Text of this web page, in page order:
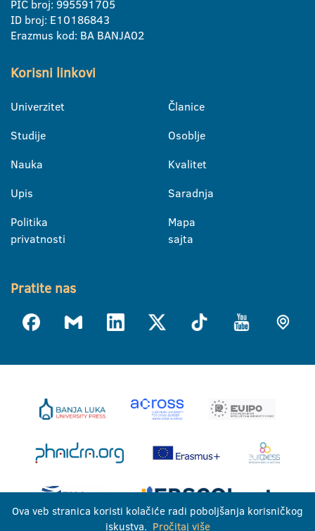
PIC broj: 995591705
ID broj: E10186843
Erazmus kod: BA BANJA02
Korisni linkovi
Univerzitet
Studije
Nauka
Upis
Politika
privatnosti
Članice
Osoblje
Kvalitet
Saradnja
Mapa
sajta
Pratite nas
Ova veb stranica koristi kolačiće radi poboljšanja korisničkog
iskustva. Pročitaj više